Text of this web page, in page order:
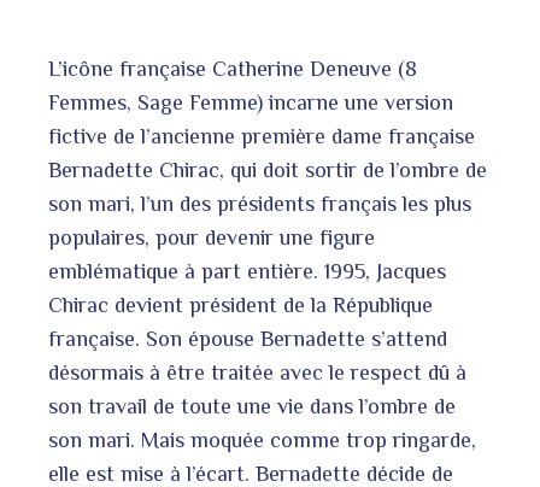
L’icône française Catherine Deneuve (8
Femmes, Sage Femme) incarne une version
fictive de l’ancienne première dame française
Bernadette Chirac, qui doit sortir de l’ombre de
son mari, l’un des présidents français les plus
populaires, pour devenir une figure
emblématique à part entière. 1995, Jacques
Chirac devient président de la République
française. Son épouse Bernadette s’attend
désormais à être traitée avec le respect dû à
son travail de toute une vie dans l’ombre de
son mari. Mais moquée comme trop ringarde,
elle est mise à l’écart. Bernadette décide de